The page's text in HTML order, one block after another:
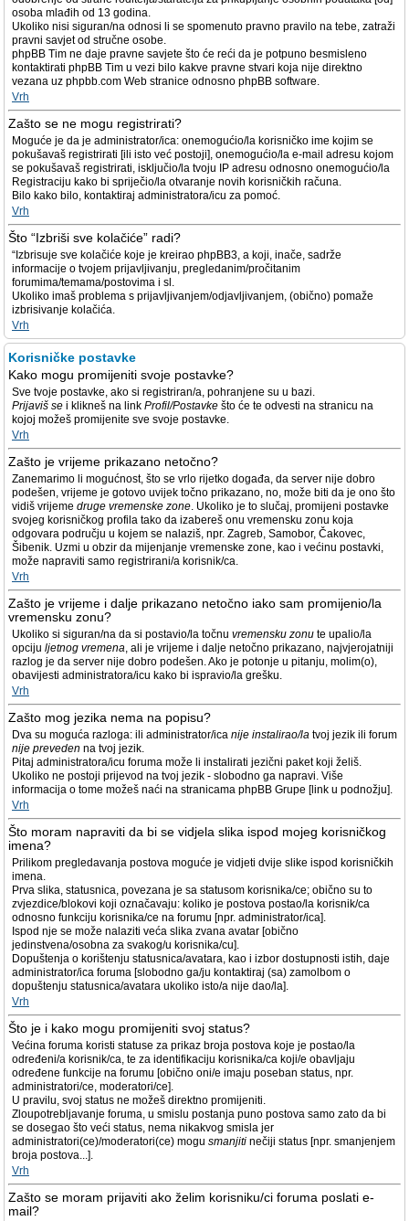
osoba mlađih od 13 godina.
Ukoliko nisi siguran/na odnosi li se spomenuto pravno pravilo na tebe, zatraži
pravni savjet od stručne osobe.
phpBB Tim ne daje pravne savjete što će reći da je potpuno besmisleno
kontaktirati phpBB Tim u vezi bilo kakve pravne stvari koja nije direktno
vezana uz phpbb.com Web stranice odnosno phpBB software.
Vrh
Zašto se ne mogu registrirati?
Moguće je da je administrator/ica: onemogućio/la korisničko ime kojim se
pokušavaš registrirati [ili isto već postoji], onemogućio/la e-mail adresu kojom
se pokušavaš registrirati, isključio/la tvoju IP adresu odnosno onemogućio/la
Registraciju kako bi spriječio/la otvaranje novih korisničkih računa.
Bilo kako bilo, kontaktiraj administratora/icu za pomoć.
Vrh
Što “Izbriši sve kolačiće” radi?
“Izbrisuje sve kolačiće koje je kreirao phpBB3, a koji, inače, sadrže
informacije o tvojem prijavljivanju, pregledanim/pročitanim
forumima/temama/postovima i sl.
Ukoliko imaš problema s prijavljivanjem/odjavljivanjem, (obično) pomaže
izbrisivanje kolačića.
Vrh
Korisničke postavke
Kako mogu promijeniti svoje postavke?
Sve tvoje postavke, ako si registriran/a, pohranjene su u bazi.
Prijaviš se i klikneš na link Profil/Postavke što će te odvesti na stranicu na
kojoj možeš promijenite sve svoje postavke.
Vrh
Zašto je vrijeme prikazano netočno?
Zanemarimo li mogućnost, što se vrlo rijetko događa, da server nije dobro
podešen, vrijeme je gotovo uvijek točno prikazano, no, može biti da je ono što
vidiš vrijeme druge vremenske zone. Ukoliko je to slučaj, promijeni postavke
svojeg korisničkog profila tako da izabereš onu vremensku zonu koja
odgovara području u kojem se nalaziš, npr. Zagreb, Samobor, Čakovec,
Šibenik. Uzmi u obzir da mijenjanje vremenske zone, kao i većinu postavki,
može napraviti samo registrirani/a korisnik/ca.
Vrh
Zašto je vrijeme i dalje prikazano netočno iako sam promijenio/la
vremensku zonu?
Ukoliko si siguran/na da si postavio/la točnu vremensku zonu te upalio/la
opciju ljetnog vremena, ali je vrijeme i dalje netočno prikazano, najvjerojatniji
razlog je da server nije dobro podešen. Ako je potonje u pitanju, molim(o),
obavijesti administratora/icu kako bi ispravio/la grešku.
Vrh
Zašto mog jezika nema na popisu?
Dva su moguća razloga: ili administrator/ica nije instalirao/la tvoj jezik ili forum
nije preveden na tvoj jezik.
Pitaj administratora/icu foruma može li instalirati jezični paket koji želiš.
Ukoliko ne postoji prijevod na tvoj jezik - slobodno ga napravi. Više
informacija o tome možeš naći na stranicama phpBB Grupe [link u podnožju].
Vrh
Što moram napraviti da bi se vidjela slika ispod mojeg korisničkog
imena?
Prilikom pregledavanja postova moguće je vidjeti dvije slike ispod korisničkih
imena.
Prva slika, statusnica, povezana je sa statusom korisnika/ce; obično su to
zvjezdice/blokovi koji označavaju: koliko je postova postao/la korisnik/ca
odnosno funkciju korisnika/ce na forumu [npr. administrator/ica].
Ispod nje se može nalaziti veća slika zvana avatar [obično
jedinstvena/osobna za svakog/u korisnika/cu].
Dopuštenja o korištenju statusnica/avatara, kao i izbor dostupnosti istih, daje
administrator/ica foruma [slobodno ga/ju kontaktiraj (sa) zamolbom o
dopuštenju statusnica/avatara ukoliko isto/a nije dao/la].
Vrh
Što je i kako mogu promijeniti svoj status?
Većina foruma koristi statuse za prikaz broja postova koje je postao/la
određeni/a korisnik/ca, te za identifikaciju korisnika/ca koji/e obavljaju
određene funkcije na forumu [obično oni/e imaju poseban status, npr.
administratori/ce, moderatori/ce].
U pravilu, svoj status ne možeš direktno promijeniti.
Zloupotrebljavanje foruma, u smislu postanja puno postova samo zato da bi
se dosegao što veći status, nema nikakvog smisla jer
administratori(ce)/moderatori(ce) mogu smanjiti nečiji status [npr. smanjenjem
broja postova...].
Vrh
Zašto se moram prijaviti ako želim korisniku/ci foruma poslati e-
mail?